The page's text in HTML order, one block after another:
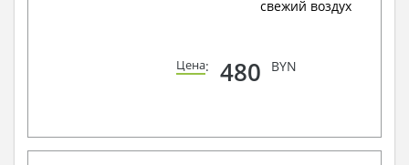
свежий воздух
Цена: 480 BYN